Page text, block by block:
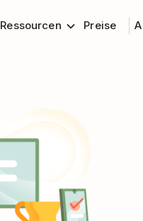
Ressourcen Preise